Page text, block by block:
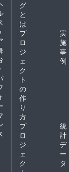
・
グ
と
は
プ
ロ
ジ
ェ
ク
ト
の
作
り
方
実
施
事
例
プ
ロ
ジ
ェ
ク
統
計
デ
ー
タ